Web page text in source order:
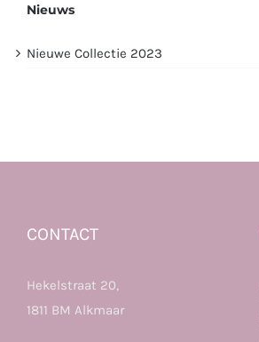
Nieuws
Nieuwe Collectie 2023
CONTACT
Hekelstraat 20,
1811 BM Alkmaar